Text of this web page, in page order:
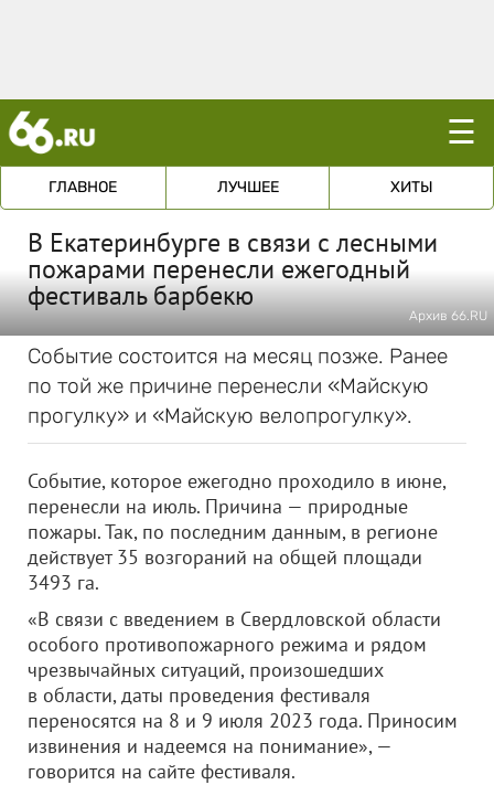
☰
ГЛАВНОЕ ЛУЧШЕЕ ХИТЫ
В Екатеринбурге в связи с лесными
пожарами перенесли ежегодный
фестиваль барбекю
Архив 66.RU
Событие состоится на месяц позже. Ранее
по той же причине перенесли «Майскую
прогулку» и «Майскую велопрогулку».
Событие, которое ежегодно проходило в июне,
перенесли на июль. Причина — природные
пожары. Так, по последним данным, в регионе
действует 35 возгораний на общей площади
3493 га.
«В связи с введением в Свердловской области
особого противопожарного режима и рядом
чрезвычайных ситуаций, произошедших
в области, даты проведения фестиваля
переносятся на 8 и 9 июля 2023 года. Приносим
извинения и надеемся на понимание», —
говорится на сайте фестиваля.